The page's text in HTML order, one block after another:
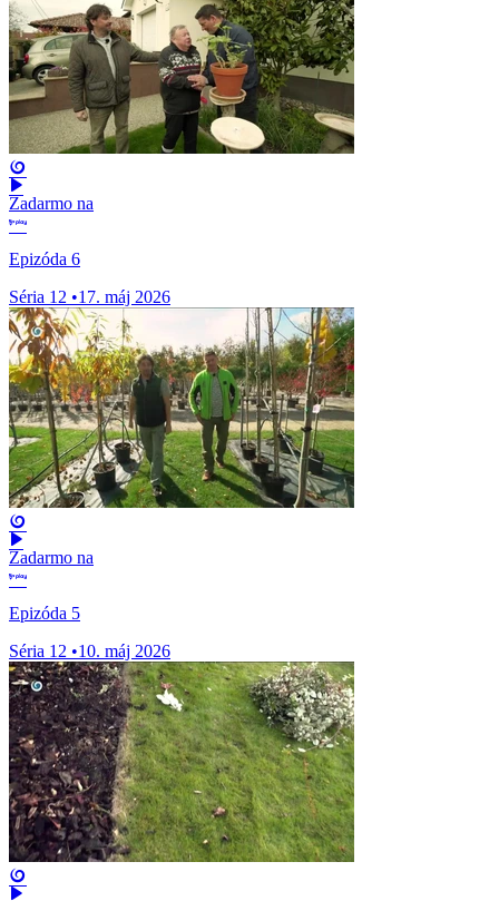
Zadarmo na
Epizóda 6
Séria 12 •17. máj 2026
Zadarmo na
Epizóda 5
Séria 12 •10. máj 2026